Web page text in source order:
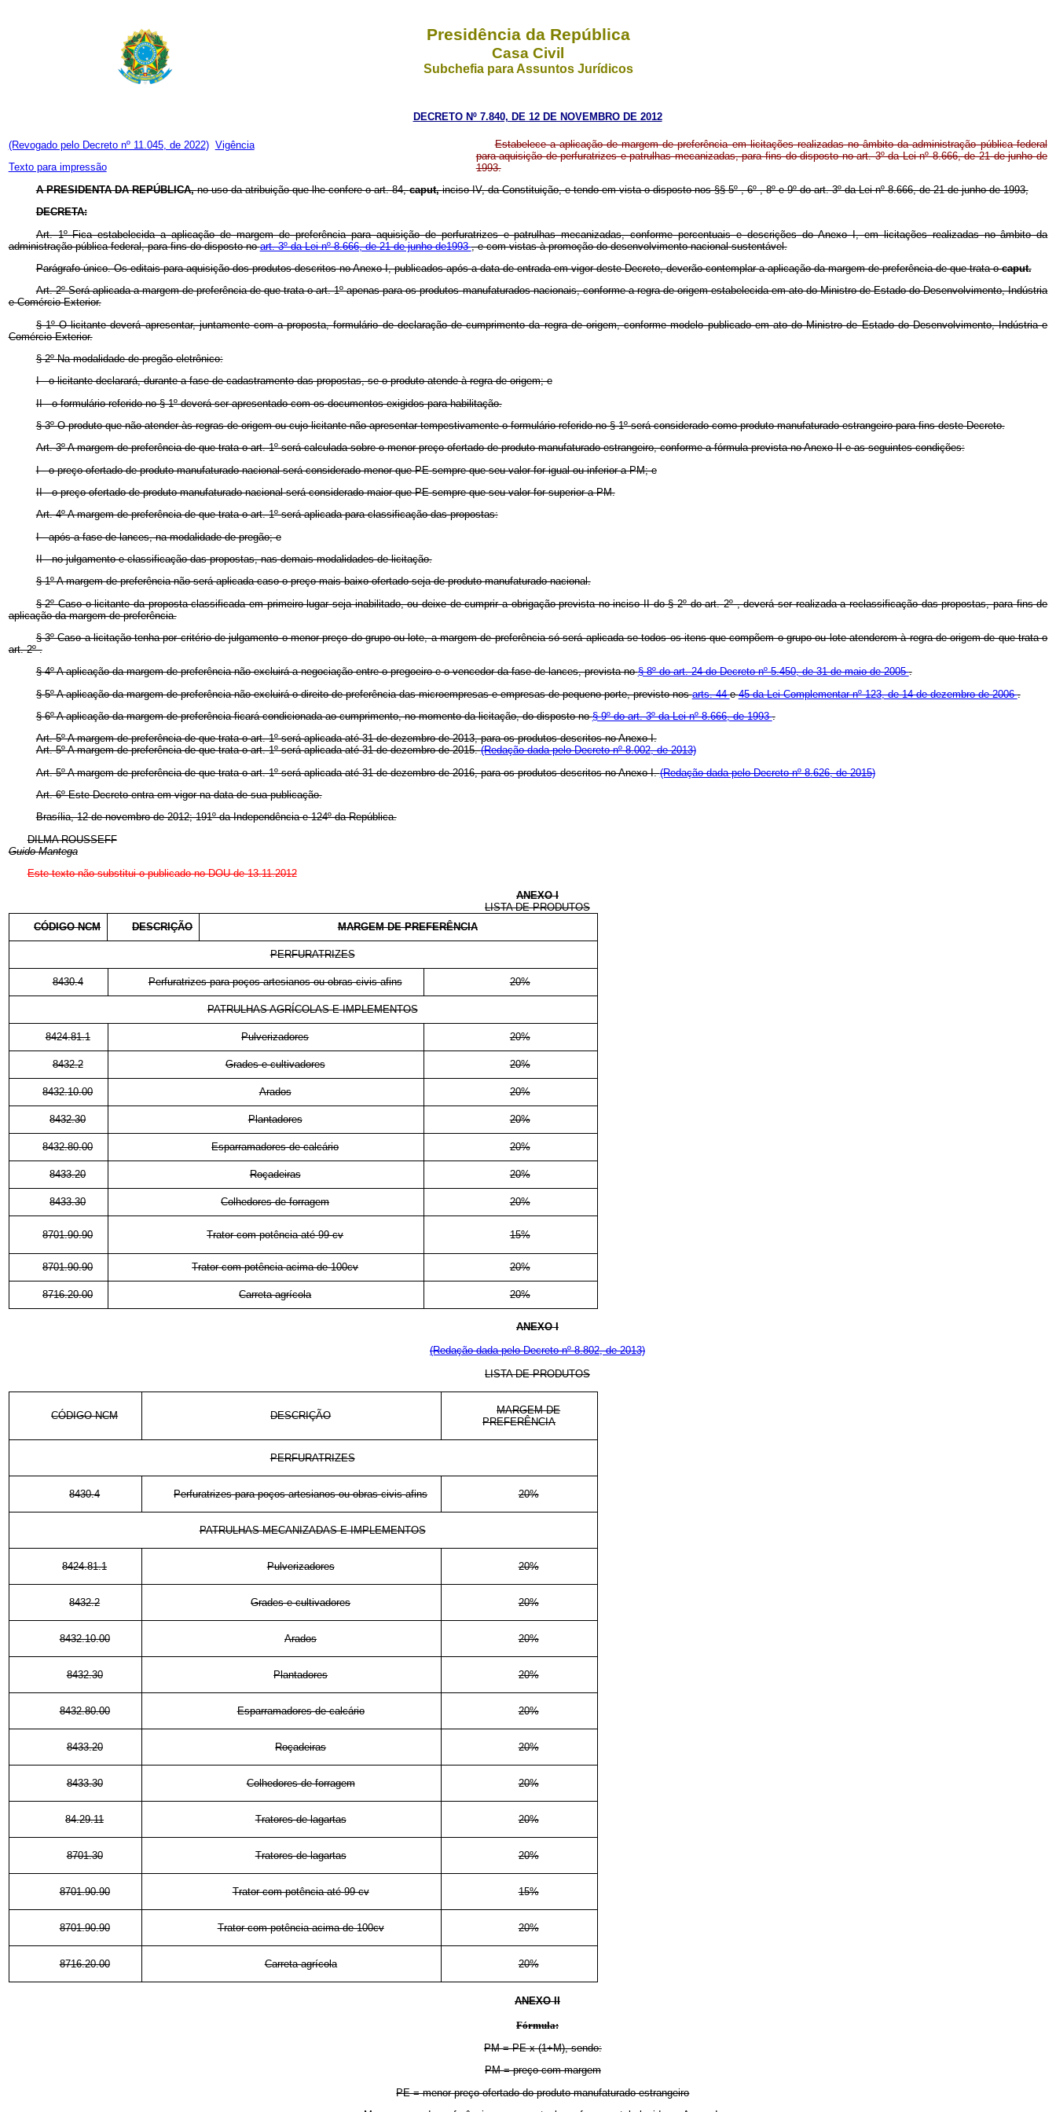
Presidência da República
Casa Civil
Subchefia para Assuntos Jurídicos
DECRETO Nº 7.840, DE 12 DE NOVEMBRO DE 2012
(Revogado pelo Decreto nº 11.045, de 2022) Vigência
Texto para impressão
Estabelece a aplicação de margem de preferência em licitações realizadas no âmbito da administração pública federal
para aquisição de perfuratrizes e patrulhas mecanizadas, para fins do disposto no art. 3º da Lei nº 8.666, de 21 de junho de
1993.
A PRESIDENTA DA REPÚBLICA,no uso da atribuição que lhe confere o art. 84,caput,inciso IV, da Constituição, e tendo em vista o disposto nos §§ 5º , 6º , 8º e 9º do art. 3º da Lei nº 8.666, de 21 de junho de 1993,
DECRETA:
Art. 1º Fica estabelecida a aplicação de margem de preferência para aquisição de perfuratrizes e patrulhas mecanizadas, conforme percentuais e descrições do Anexo I, em licitações realizadas no âmbito da
administração pública federal, para fins do disposto noart. 3º da Lei nº 8.666, de 21 de junho de1993, e com vistas à promoção do desenvolvimento nacional sustentável.
Parágrafo único. Os editais para aquisição dos produtos descritos no Anexo I, publicados após a data de entrada em vigor deste Decreto, deverão contemplar a aplicação da margem de preferência de que trata ocaput.
Art. 2º Será aplicada a margem de preferência de que trata o art. 1º apenas para os produtos manufaturados nacionais, conforme a regra de origem estabelecida em ato do Ministro de Estado do Desenvolvimento, Indústria
e Comércio Exterior.
§ 1º O licitante deverá apresentar, juntamente com a proposta, formulário de declaração de cumprimento da regra de origem, conforme modelo publicado em ato do Ministro de Estado do Desenvolvimento, Indústria e
Comércio Exterior.
§ 2º Na modalidade de pregão eletrônico:
I - o licitante declarará, durante a fase de cadastramento das propostas, se o produto atende à regra de origem; e
II - o formulário referido no § 1º deverá ser apresentado com os documentos exigidos para habilitação.
§ 3º O produto que não atender às regras de origem ou cujo licitante não apresentar tempestivamente o formulário referido no § 1º será considerado como produto manufaturado estrangeiro para fins deste Decreto.
Art. 3º A margem de preferência de que trata o art. 1º será calculada sobre o menor preço ofertado de produto manufaturado estrangeiro, conforme a fórmula prevista no Anexo II e as seguintes condições:
I - o preço ofertado de produto manufaturado nacional será considerado menor que PE sempre que seu valor for igual ou inferior a PM; e
II - o preço ofertado de produto manufaturado nacional será considerado maior que PE sempre que seu valor for superior a PM.
Art. 4º A margem de preferência de que trata o art. 1º será aplicada para classificação das propostas:
I - após a fase de lances, na modalidade de pregão; e
II - no julgamento e classificação das propostas, nas demais modalidades de licitação.
§ 1º A margem de preferência não será aplicada caso o preço mais baixo ofertado seja de produto manufaturado nacional.
§ 2º Caso o licitante da proposta classificada em primeiro lugar seja inabilitado, ou deixe de cumprir a obrigação prevista no inciso II do § 2º do art. 2º , deverá ser realizada a reclassificação das propostas, para fins de
aplicação da margem de preferência.
§ 3º Caso a licitação tenha por critério de julgamento o menor preço do grupo ou lote, a margem de preferência só será aplicada se todos os itens que compõem o grupo ou lote atenderem à regra de origem de que trata o
art. 2º .
§ 4º A aplicação da margem de preferência não excluirá a negociação entre o pregoeiro e o vencedor da fase de lances, prevista no§ 8º do art. 24 do Decreto nº 5.450, de 31 de maio de 2005.
§ 5º A aplicação da margem de preferência não excluirá o direito de preferência das microempresas e empresas de pequeno porte, previsto nosarts. 44e45 da Lei Complementar nº 123, de 14 de dezembro de 2006.
§ 6º A aplicação da margem de preferência ficará condicionada ao cumprimento, no momento da licitação, do disposto no§ 9º do art. 3º da Lei nº 8.666, de 1993.
Art. 5º A margem de preferência de que trata o art. 1º será aplicada até 31 de dezembro de 2013, para os produtos descritos no Anexo I.
Art. 5º A margem de preferência de que trata o art. 1º será aplicada até 31 de dezembro de 2015.(Redação dada pelo Decreto nº 8.002, de 2013)
Art. 5º A margem de preferência de que trata o art. 1º será aplicada até 31 de dezembro de 2016, para os produtos descritos no Anexo I.(Redação dada pelo Decreto nº 8.626, de 2015)
Art. 6º Este Decreto entra em vigor na data de sua publicação.
Brasília, 12 de novembro de 2012; 191º da Independência e 124º da República.
DILMA ROUSSEFF
Guido Mantega
Este texto não substitui o publicado no DOU de 13.11.2012
ANEXO I
LISTA DE PRODUTOS
CÓDIGO NCM
DESCRIÇÃO MARGEM DE PREFERÊNCIA
PERFURATRIZES
8430.4 Perfuratrizes para poços artesianos ou obras civis afins 20%
PATRULHAS AGRÍCOLAS E IMPLEMENTOS
8424.81.1 Pulverizadores 20%
8432.2 Grades e cultivadores 20%
8432.10.00 Arados 20%
8432.30 Plantadores 20%
8432.80.00 Esparramadores de calcário 20%
8433.20 Roçadeiras 20%
8433.30 Colhedores de forragem 20%
8701.90.90 Trator com potência até 99 cv 15%
8701.90.90 Trator com potência acima de 100cv 20%
8716.20.00 Carreta agrícola 20%
ANEXO I
(Redação dada pelo Decreto nº 8.802, de 2013)
LISTA DE PRODUTOS
CÓDIGO NCM DESCRIÇÃO
MARGEM DE
PREFERÊNCIA
PERFURATRIZES
8430.4 Perfuratrizes para poços artesianos ou obras civis afins 20%
PATRULHAS MECANIZADAS E IMPLEMENTOS
8424.81.1 Pulverizadores 20%
8432.2 Grades e cultivadores 20%
8432.10.00 Arados 20%
8432.30 Plantadores 20%
8432.80.00 Esparramadores de calcário 20%
8433.20 Roçadeiras 20%
8433.30 Colhedores de forragem 20%
84.29.11 Tratores de lagartas 20%
8701.30 Tratores de lagartas 20%
8701.90.90 Trator com potência até 99 cv 15%
8701.90.90 Trator com potência acima de 100cv 20%
8716.20.00 Carreta agrícola 20%
ANEXO II
Fórmula:
PM = PE x (1+M), sendo:
PM = preço com margem
PE = menor preço ofertado do produto manufaturado estrangeiro